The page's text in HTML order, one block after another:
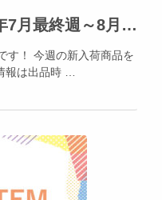
【今週の新入荷】2026年7月最終週～8月1日★Apple製品の人気を再確認！
す！ 今週の新入荷商品を
報は出品時 …